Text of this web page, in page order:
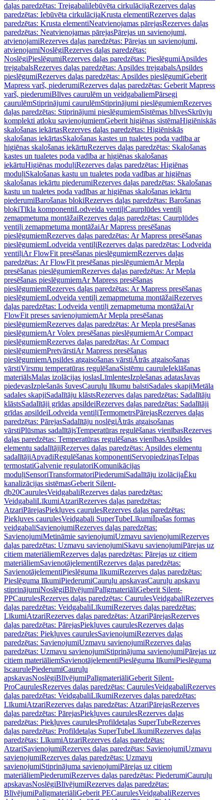
daļas paredzētas: TrejgabaliIebūvēta cirkulācijaRezerves daļas
paredzētas: Iebūvēta cirkulācijaKrusta elementiRezerves daļas
paredzētas: Krusta elementiNeatvienojamas pārejasRezerves daļas
paredzētas: Neatvienojamas pārejasPārejas un savienojumi,
atvienojamiRezerves daļas paredzētas: Pārejas un savienojumi,
atvienojamiNoslēgiRezerves daļas paredzētas:
NoslēgiPieslēgumiRezerves daļas paredzētas: PieslēgumiApsildes
trejgabalsRezerves daļas paredzētas: Apsildes trejgabalsApsildes
pieslēgumiRezerves daļas paredzētas: Apsildes pieslēgumiGeberit
Mapress varš, piederumiRezerves daļas paredzētas: Geberit Mapress
varš, piederumiBlīves caurulēm un veidgabaliemPārsegi
caurulēmStiprinājumi caurulēmStiprinājumi pieslēgumiemRezerves
daļas paredzētas: Stiprinājumi pieslēgumiemSistēmas blīvesSkrūvju
komplekti atloku savienojumiemGeberit higiēnas sistēmaHigiēniskās
skalošanas iekārtasRezerves daļas paredzētas: Higiēniskās
skalošanas iekārtasSkalošanas kastes un tualetes poda vadība ar
higiēnas skalošanas iekārtuRezerves daļas paredzētas: Skalošanas
kastes un tualetes poda vadība ar higiēnas skalošanas
iekārtuHigiēnas moduļiRezerves daļas paredzētas: Higiēnas
moduļiSkalošanas kastu un tualetes poda vadības ar higiēnas
skalošanas iekārtu piederumiRezerves daļas paredzētas: Skalošanas
kastu un tualetes poda vadības ar higiēnas skalošanas iekārtu
piederumiBarošanas blokiRezerves daļas paredzētas: Barošanas
blokiTīkla komponentiLodveida ventiļiCaurplūdes ventiļi
zemapmetuma montāžaiRezerves daļas paredzētas: Caurplūdes
ventiļi zemapmetuma montāžaiAr Mapress presēšanas
pieslēgumiemRezerves daļas paredzētas: Ar Mapress presēšanas
pieslēgumiemLodveida ventiļiRezerves daļas paredzētas: Lodveida
ventiļiAr FlowFit presēšanas pieslēgumiemRezerves daļas
paredzētas: Ar FlowFit presēšanas pieslēgumiemAr Mepla
presēšanas pieslēgumiemRezerves daļas paredzētas: Ar Mepla
presēšanas pieslēgumiemAr Mapress presēšanas
pieslēgumiemRezerves daļas paredzētas: Ar Mapress presēšanas
pieslēgumiemLodveida ventiļi zemapmetuma montāžaiRezerves
daļas paredzētas: Lodveida ventiļi zemapmetuma montāžaiAr
FlowFit preses savienojumiemAr Mepla presēšanas
pieslēgumiemRezerves daļas paredzētas: Ar Mepla presēšanas
pieslēgumiemAr Volex presēšanas pieslēgumiemAr Compact
pieslēgumiemRezerves daļas paredzētas: Ar Compact
pieslēgumiemPretvārstiAr Mapress presēšanas
pieslēgumiemApsildes atgaisošanas vārstiĀtrās atgaisošanas
vārstiVirsmu temperatūras regulēšanaSistēmu cauruleIeklāšanas
materiālsMalas izolācijas joslasLīmlentesIzplešanas adatasJavas
piedevasIzplešanās šuvesCauruļu līkumu balstiSadales skapjiMetāla
sadales skapjiSadalītāju klāstsRezerves daļas paredzētas: Sadalītāju
klāstsSadalītāji grīdas apsildeiRezerves daļas paredzētas: Sadalītāji
grīdas apsildeiLodveida ventiļiTermometrsPārejasRezerves daļas
paredzētas: PārejasSadalītāju noslēgiĀtrās atgaisošanas
vārstiPlūsmas sadalītājsTemperatūras regulēšanas vienībasRezerves
daļas paredzētas: Temperatūras regulēšanas vienībasApsildes
elementu sadalītājiRezerves daļas paredzētas: Apsildes elementu
sadalītājiApvadiRegulēšanas komponentiServopiedziņasTelpas
termostatiGalvenie regulatoriKomunikācijas
moduļiSensoriTransformatoriPiederumiSadalītāju izolācijaĒku
kanalizācijas sistēmasGeberit Silent-
db20CaurulesVeidgabaliRezerves daļas paredzētas:
VeidgabaliLīkumiAtzariRezerves daļas paredzētas:
AtzariPārejasPiekļuves caurulesRezerves daļas paredzētas:
Piekļuves caurulesVeidgabali SuperTubeLīkumiĪpašas formas
veidgabaliSavienojumiRezerves daļas paredzētas:
SavienojumiMetināmie savienojumiUzmavu savienojumiRezerves
daļas paredzētas: Uzmavu savienojumiSkavu savienojumiPārejas uz
citiem materiāliemRezerves daļas paredzētas: Pārejas uz citiem
materiāliemSavienotājelementiRezerves daļas paredzētas:
SavienotājelementiPieslēguma līkumiRezerves daļas paredzētas:
Pieslēguma līkumiPiederumiCauruļu apskavasCauruļu apskavu
stiprinājumiNoslēgiBlīvējumiPalīgmateriāliGeberit Silent-
PPCaurulesRezerves daļas paredzētas: CaurulesVeidgabaliRezerves
daļas paredzētas: VeidgabaliLīkumiRezerves daļas paredzētas:
LīkumiAtzariRezerves daļas paredzētas: AtzariPārejasRezerves
daļas paredzētas: PārejasPiekļuves caurulesRezerves daļas
paredzētas: Piekļuves caurulesSavienojumiRezerves daļas
paredzētas: SavienojumiUzmavu savienojumiRezerves daļas
paredzētas: Uzmavu savienojumiStiprinājuma savienojumiPārejas uz
citiem materiāliemSavienotājelementiPieslēguma līkumiPieslēguma
īscaurulePiederumiCauruļu
apskavasNoslēgiBlīvējumiPalīgmateriāliGeberit Silent-
ProCaurulesRezerves daļas paredzētas: CaurulesVeidgabaliRezerves
daļas paredzētas: VeidgabaliLīkumiRezerves daļas paredzētas:
LīkumiAtzariRezerves daļas paredzētas: AtzariPārejasRezerves
daļas paredzētas: PārejasPiekļuves caurulesRezerves daļas
paredzētas: Piekļuves caurulesProfildetaļas SuperTubeRezerves
daļas paredzētas: Profildetaļas SuperTubeLīkumiRezerves daļas
paredzētas: LīkumiAtzariRezerves daļas paredzētas:
AtzariSavienojumiRezerves daļas paredzētas: SavienojumiUzmavu
savienojumiRezerves daļas paredzētas: Uzmavu
savienojumiStiprinājuma savienojumiPārejas uz citiem
materiāliemPiederumiRezerves daļas paredzētas: PiederumiCauruļu
apskavasNoslēgiBlīvējumiRezerves daļas paredzētas:
BlīvējumiPalīgmateriāliGeberit PECaurulesVeidgabaliRezerves